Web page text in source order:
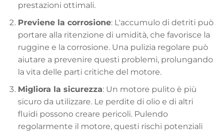
prestazioni ottimali.
Previene la corrosione: L'accumulo di detriti può
portare alla ritenzione di umidità, che favorisce la
ruggine e la corrosione. Una pulizia regolare può
aiutare a prevenire questi problemi, prolungando
la vita delle parti critiche del motore.
Migliora la sicurezza: Un motore pulito è più
sicuro da utilizzare. Le perdite di olio e di altri
fluidi possono creare pericoli. Pulendo
regolarmente il motore, questi rischi potenziali